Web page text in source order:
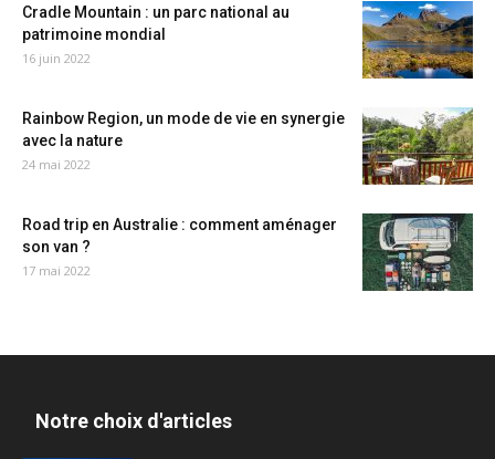
Cradle Mountain : un parc national au
patrimoine mondial
16 juin 2022
Rainbow Region, un mode de vie en synergie
avec la nature
24 mai 2022
Road trip en Australie : comment aménager
son van ?
17 mai 2022
Notre choix d'articles